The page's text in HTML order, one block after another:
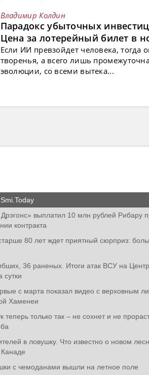
Владимир Колдин
Парадокс убыточных
Цена за лотерейный билет в
Если ИИ превзойдет человека, тогда
творенья, а всего лишь
эволюции, со всеми вытека...